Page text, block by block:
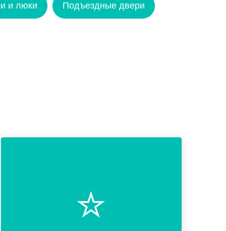
и люки Подъездные двери
⭐️